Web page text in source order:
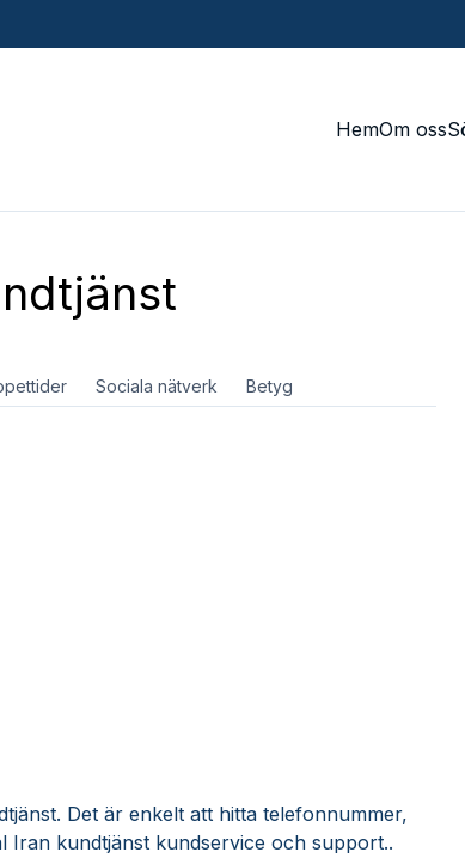
HemOm oss
Sociala nätverk Betyg
Det är enkelt att hitta telefonnummer,
kundtjänst kundservice och support..